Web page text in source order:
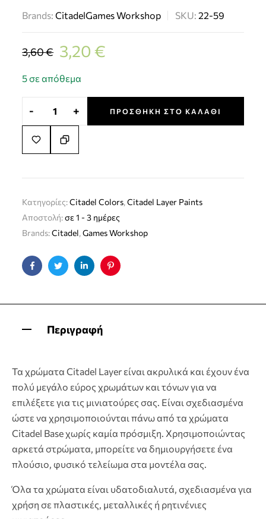
Brands:CitadelGames Workshop SKU:22-59
3,60€ 3,20€
5 σε απόθεμα
- + ΠΡΟΣΘΉΚΗ ΣΤΟ ΚΑΛΆΘΙ
Κατηγορίες:Citadel Colors,Citadel Layer Paints
Αποστολή:σε 1 - 3 ημέρες
Brands:Citadel,Games Workshop
FacebookTwitterLinkedinPinterest
Περιγραφή
Τα χρώματα Citadel Layer είναι ακρυλικά και έχουν ένα
πολύ μεγάλο εύρος χρωμάτων και τόνων για να
επιλέξετε για τις μινιατούρες σας. Είναι σχεδιασμένα
ώστε να χρησιμοποιούνται πάνω από τα χρώματα
Citadel Base χωρίς καμία πρόσμιξη. Χρησιμοποιώντας
αρκετά στρώματα, μπορείτε να δημιουργήσετε ένα
πλούσιο, φυσικό τελείωμα στα μοντέλα σας.
Όλα τα χρώματα είναι υδατοδιαλυτά, σχεδιασμένα για
χρήση σε πλαστικές, μεταλλικές ή ρητινένιες